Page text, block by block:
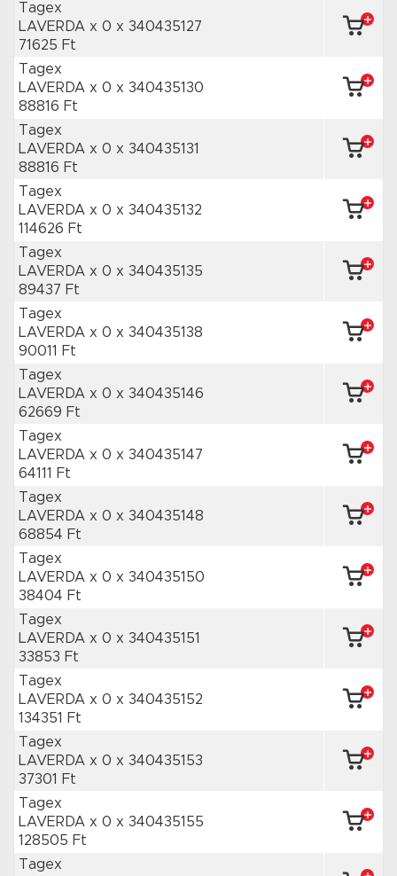
Tagex
LAVERDA x 0 x 340435127
71625 Ft
Tagex
LAVERDA x 0 x 340435130
88816 Ft
Tagex
LAVERDA x 0 x 340435131
88816 Ft
Tagex
LAVERDA x 0 x 340435132
114626 Ft
Tagex
LAVERDA x 0 x 340435135
89437 Ft
Tagex
LAVERDA x 0 x 340435138
90011 Ft
Tagex
LAVERDA x 0 x 340435146
62669 Ft
Tagex
LAVERDA x 0 x 340435147
64111 Ft
Tagex
LAVERDA x 0 x 340435148
68854 Ft
Tagex
LAVERDA x 0 x 340435150
38404 Ft
Tagex
LAVERDA x 0 x 340435151
33853 Ft
Tagex
LAVERDA x 0 x 340435152
134351 Ft
Tagex
LAVERDA x 0 x 340435153
37301 Ft
Tagex
LAVERDA x 0 x 340435155
128505 Ft
Tagex